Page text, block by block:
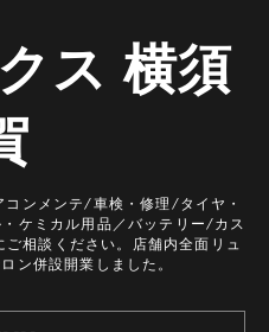
ス 横須
ンメンテ/車検・修理/タイヤ・
ケミカル用品／バッテリー/カス
相談ください。店舗内全面リュ
ン併設開業しました。